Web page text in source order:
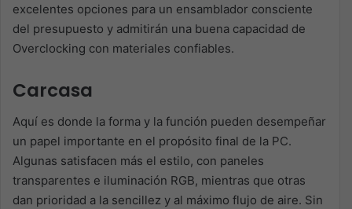
excelentes opciones para un ensamblador consciente
del presupuesto y admitirán una buena capacidad de
Overclocking con materiales confiables.
Carcasa
Aquí es donde la forma y la función pueden desempeñar
un papel importante en el propósito final de la PC.
Algunas satisfacen más el estilo, con paneles
transparentes e iluminación RGB, mientras que otras
dan prioridad a la sencillez y al máximo flujo de aire. Sin